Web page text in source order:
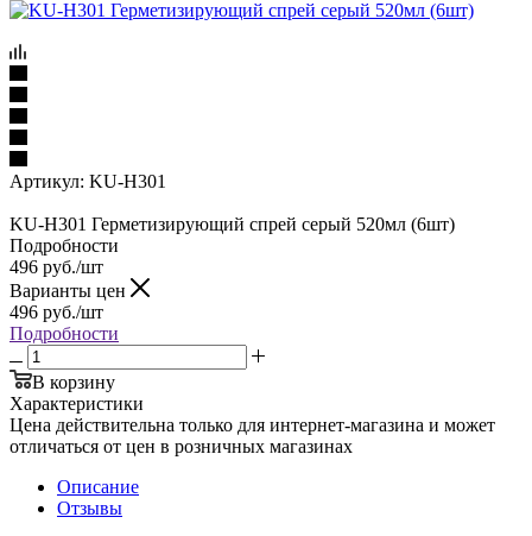
Артикул: KU-H301
KU-H301 Герметизирующий спрей серый 520мл (6шт)
Подробности
496 руб./шт
Варианты цен
496 руб./шт
Подробности
В корзину
Характеристики
Цена действительна только для интернет-магазина и может
отличаться от цен в розничных магазинах
Описание
Отзывы